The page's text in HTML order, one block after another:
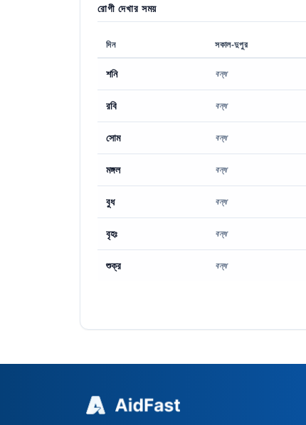
রোগী দেখার সময়
দিন সকাল-দুপুর
শনি বন্ধ
রবি বন্ধ
সোম বন্ধ
মঙ্গল বন্ধ
বুধ বন্ধ
বৃহঃ বন্ধ
শুক্র বন্ধ